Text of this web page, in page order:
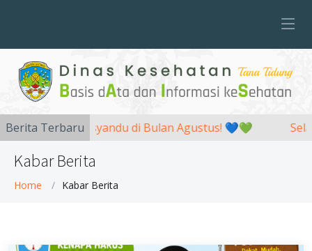
Berita Terbaru
ke Posyandu di Bulan Agustus! 💙💚
Kabar Berita
Home Kabar Berita